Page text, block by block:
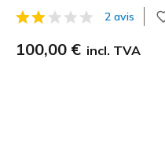
Évaluation client 3,8 sur 5
2 avis
100,00 € incl. TVA